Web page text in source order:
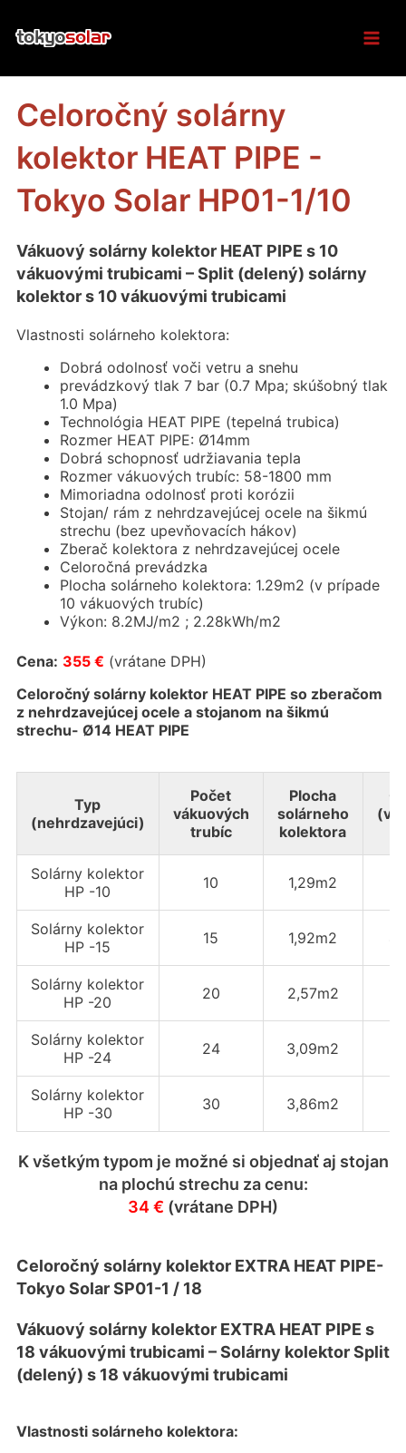
content
Celoročný solárny
kolektor HEAT PIPE -
Tokyo Solar HP01-1/10
Vákuový solárny kolektor HEAT PIPE s 10
vákuovými trubicami – Split (delený) solárny
kolektor s 10 vákuovými trubicami
Vlastnosti solárneho kolektora:
Dobrá odolnosť voči vetru a snehu
prevádzkový tlak 7 bar (0.7 Mpa; skúšobný tlak
1.0 Mpa)
Technológia HEAT PIPE (tepelná trubica)
Rozmer HEAT PIPE: Ø14mm
Dobrá schopnosť udržiavania tepla
Rozmer vákuových trubíc: 58-1800 mm
Mimoriadna odolnosť proti korózii
Stojan/ rám z nehrdzavejúcej ocele na šikmú
strechu (bez upevňovacích hákov)
Zberač kolektora z nehrdzavejúcej ocele
Celoročná prevádzka
Plocha solárneho kolektora: 1.29m2 (v prípade
10 vákuových trubíc)
Výkon: 8.2MJ/m2 ; 2.28kWh/m2
Cena: 355 € (vrátane DPH)
Celoročný solárny kolektor HEAT PIPE so zberačom
z nehrdzavejúcej ocele a stojanom na šikmú
strechu- Ø14 HEAT PIPE
Typ
(nehrdzavejúci)
Počet
vákuových
trubíc
Plocha
solárneho
kolektora
Solárny kolektor
HP -10
10 1,29m2
Solárny kolektor
HP -15
15 1,92m2
Solárny kolektor
HP -20
20 2,57m2
Solárny kolektor
HP -24
24 3,09m2
Solárny kolektor
HP -30
30 3,86m2
K všetkým typom je možné si objednať aj stojan
na plochú strechu za cenu:
34 € (vrátane DPH)
Celoročný solárny kolektor EXTRA HEAT PIPE-
Tokyo Solar SP01-1 / 18
Vákuový solárny kolektor EXTRA HEAT PIPE s
18 vákuovými trubicami – Solárny kolektor Split
(delený) s 18 vákuovými trubicami
Vlastnosti solárneho kolektora: